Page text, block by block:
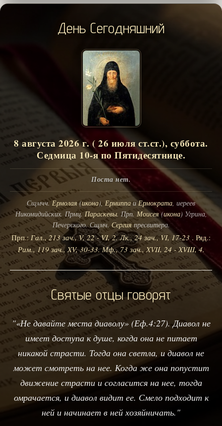
День Сегодняшний
8 августа 2026 г. ( 26 июля ст.ст.), суббота.
Седмица 10-я по Пятидесятнице.
Поста нет.
Сщмчч.Ермолая(икона), ЕрмиппаиЕрмократа, иереев
Никомидийских. Прмц.Параскевы. Прп.Моисея(икона) Угрина,
Печерского. Сщмч.Сергияпресвитера.
Прп.: Гал., 213 зач., V, 22 - VI, 2. Лк., 24 зач., VI, 17-23 . Ряд.:
Рим., 119 зач., XV, 30-33. Мф., 73 зач., XVII, 24 - XVIII, 4.
Святые отцы говорят
"«Не давайте места диаволу» (Еф.4:27). Диавол не
имеет доступа к душе, когда она не питает
никакой страсти. Тогда она светла, и диавол не
может смотреть на нее. Когда же она попустит
движение страсти и согласится на нее, тогда
омрачается, и диавол видит ее. Смело подходит к
ней и начинает в ней хозяйничать."